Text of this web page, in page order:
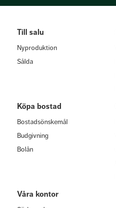
Till salu
Nyproduktion
Sålda
Köpa bostad
Bostadsönskemål
Budgivning
Bolån
Våra kontor